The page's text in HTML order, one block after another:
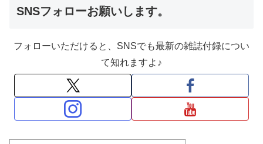
SNSフォローお願いします。
フォローいただけると、SNSでも最新の雑誌付録につい
て知れますよ♪